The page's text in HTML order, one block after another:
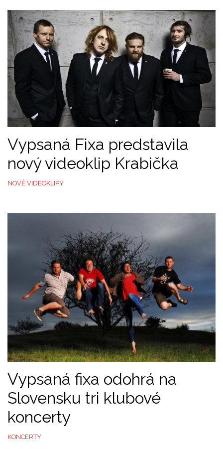
Vypsaná Fixa predstavila
nový videoklip Krabička
NOVÉ VIDEOKLIPY
Vypsaná fixa odohrá na
Slovensku tri klubové
koncerty
KONCERTY